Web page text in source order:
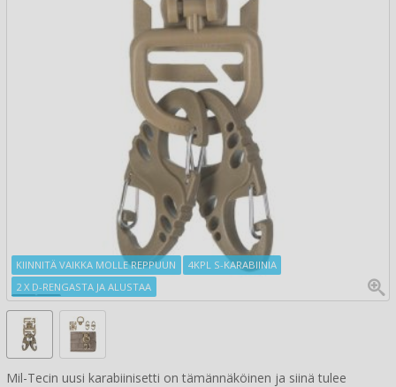
KIINNITÄ VAIKKA MOLLE REPPUUN
4KPL S-KARABIINIA
2 X D-RENGASTA JA ALUSTAA
Mil-Tecin uusi karabiinisetti on tämännäköinen ja siinä tulee